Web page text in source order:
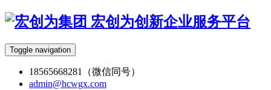
宏创为创新企业服务平台
Toggle navigation
18565668281（微信同号）
admin@hcwgx.com